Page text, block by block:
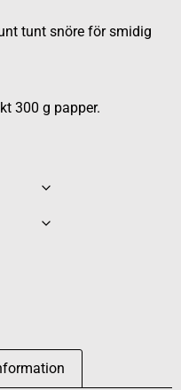
tunt snöre för smidig
300 g papper.